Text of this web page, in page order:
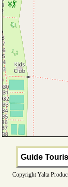
Guide
Copyright Yalta